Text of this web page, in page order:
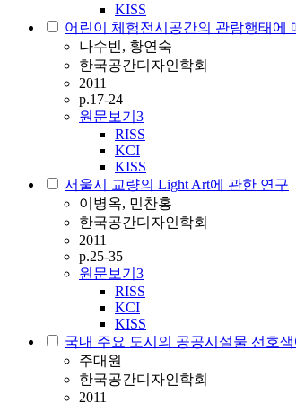
KISS
어린이 체험전시공간의 관람행태에
나수빈, 황연숙
한국공간디자인학회
2011
p.17-24
원문보기 3
RISS
KCI
KISS
서울시 교량의 Light Art에 관한 연구
이병옥, 민찬홍
한국공간디자인학회
2011
p.25-35
원문보기 3
RISS
KCI
KISS
국내 주요 도시의 공공시설물 선호
주대원
한국공간디자인학회
2011